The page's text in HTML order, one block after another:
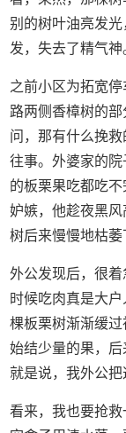
别的树叶油亮发
发，失去了精气神
之前小区为拓宽
路两侧香樟树的
问，那有什么挽
往事。外婆家的
的板栗果吃都吃
妒嫉，他趁夜黑
树后来慢慢地枯萎
外公发现后，很
时候吃肉真是大
棵板栗树渐渐缓
始结少量的果，
就是说，我外公把
看来，我也要抢